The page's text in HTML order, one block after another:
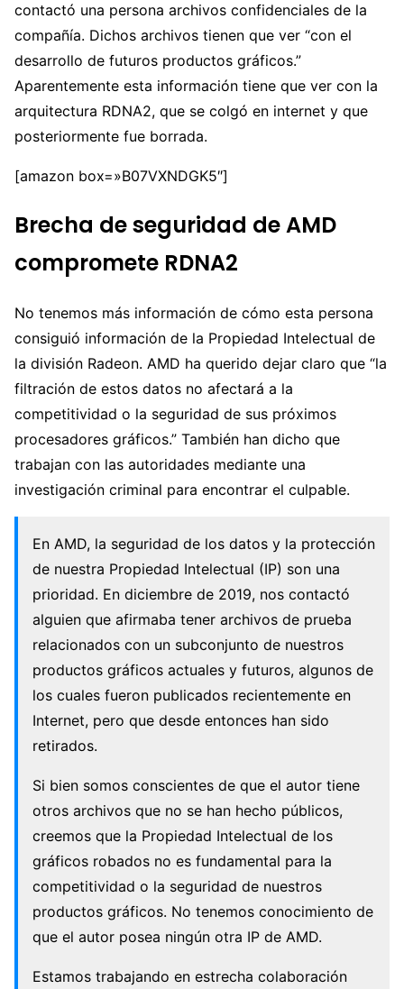
contactó una persona archivos confidenciales de la
compañía. Dichos archivos tienen que ver “con el
desarrollo de futuros productos gráficos.”
Aparentemente esta información tiene que ver con la
arquitectura RDNA2, que se colgó en internet y que
posteriormente fue borrada.
[amazon box=»B07VXNDGK5″]
Brecha de seguridad de AMD
compromete RDNA2
No tenemos más información de cómo esta persona
consiguió información de la Propiedad Intelectual de
la división Radeon. AMD ha querido dejar claro que “la
filtración de estos datos no afectará a la
competitividad o la seguridad de sus próximos
procesadores gráficos.” También han dicho que
trabajan con las autoridades mediante una
investigación criminal para encontrar el culpable.
En AMD, la seguridad de los datos y la protección
de nuestra Propiedad Intelectual (IP) son una
prioridad. En diciembre de 2019, nos contactó
alguien que afirmaba tener archivos de prueba
relacionados con un subconjunto de nuestros
productos gráficos actuales y futuros, algunos de
los cuales fueron publicados recientemente en
Internet, pero que desde entonces han sido
retirados.
Si bien somos conscientes de que el autor tiene
otros archivos que no se han hecho públicos,
creemos que la Propiedad Intelectual de los
gráficos robados no es fundamental para la
competitividad o la seguridad de nuestros
productos gráficos. No tenemos conocimiento de
que el autor posea ningún otra IP de AMD.
Estamos trabajando en estrecha colaboración